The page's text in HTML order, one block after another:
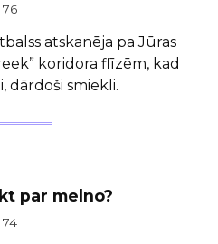
76
atskanēja pa Jūras
koridora flīzēm, kad
dārdoši smiekli.
par melno?
74